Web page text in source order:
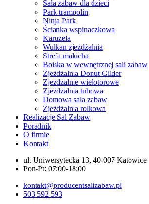
Sala zabaw dla dzieci
Park trampolin
Ninja Park
Ścianka wspinaczkowa
Karuzela
Wulkan zjeżdżalnia
Strefa malucha
Boiska w wewnętrznej sali zabaw
Zjeżdżalnia Donut Gilder
Zjeżdżalnie wielotorowe
Zjeżdżalnia tubowa
Domowa sala zabaw
Zjeżdżalnia rolkowa
Realizacje Sal Zabaw
Poradnik
O firmie
Kontakt
ul. Uniwersytecka 13, 40-007 Katowice
Pon-Pt: 07:00-18:00
kontakt@producentsalizabaw.pl
503 592 593